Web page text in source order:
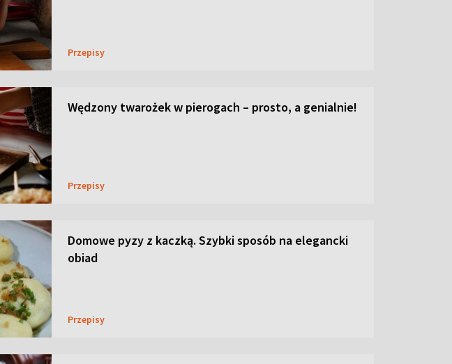
Przepisy
Wędzony twarożek w pierogach – prosto, a genialnie!
Przepisy
Domowe pyzy z kaczką. Szybki sposób na elegancki
obiad
Przepisy